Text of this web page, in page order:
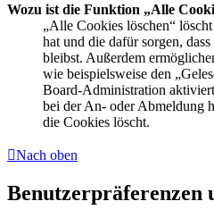
Wozu ist die Funktion „Alle
„Alle Cookies löschen“
hat und die dafür sorgen,
bleibst. Außerdem
wie beispielsweise den
Board-Administration
bei der An- oder Abmeldung
die Cookies löscht.
Nach oben
Benutzerpräferenzen